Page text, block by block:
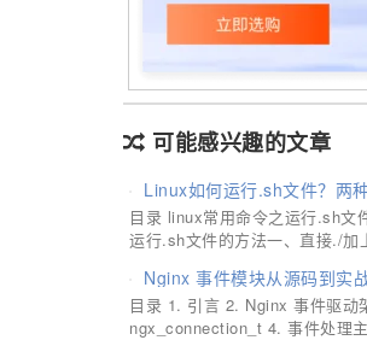
可能感兴趣的文章
Linux如何运行.sh文件？两
目录 linux常用命令之运行.sh
运行.sh文件的方法一、直接./加
Nginx 事件模块从源码到实
目录 1. 引言 2. Nginx 事件驱动
ngx_connection_t 4. 事件处理